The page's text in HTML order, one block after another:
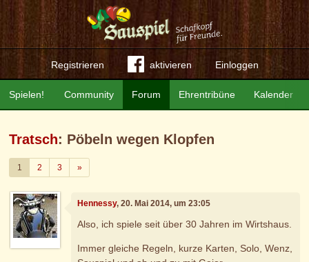
Registrieren aktivieren Einloggen
Community Forum Ehrentribüne Kalender
Spielen!
Tratsch: Pöbeln wegen Klopfen
1 2 3 »Weiter
Hennessy, 20. Mai 2014, um 23:05
Also, ich spiele seit über 30 Jahren im Wirtshaus.
Immer gleiche Regeln, kurze Karten, Solo, Wenz,